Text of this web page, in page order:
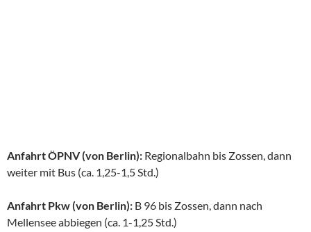
Anfahrt ÖPNV (von Berlin): Regionalbahn bis Zossen, dann
weiter mit Bus (ca. 1,25-1,5 Std.)
Anfahrt Pkw (von Berlin): B 96 bis Zossen, dann nach
Mellensee abbiegen (ca. 1-1,25 Std.)